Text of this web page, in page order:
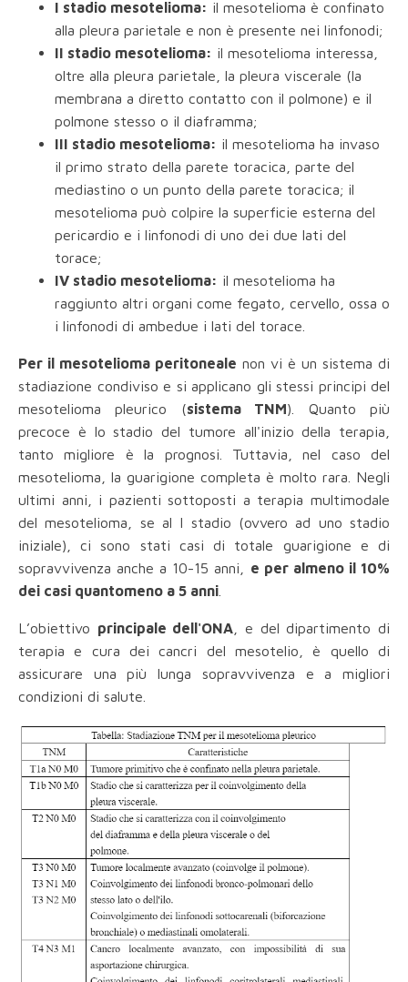
I stadio mesotelioma: il mesotelioma è confinato
alla pleura parietale e non è presente nei linfonodi;
II stadio mesotelioma: il mesotelioma interessa,
oltre alla pleura parietale, la pleura viscerale (la
membrana a diretto contatto con il polmone) e il
polmone stesso o il diaframma;
III stadio mesotelioma: il mesotelioma ha invaso
il primo strato della parete toracica, parte del
mediastino o un punto della parete toracica; il
mesotelioma può colpire la superficie esterna del
pericardio e i linfonodi di uno dei due lati del
torace;
IV stadio mesotelioma: il mesotelioma ha
raggiunto altri organi come fegato, cervello, ossa o
i linfonodi di ambedue i lati del torace.
Per il mesotelioma peritoneale non vi è un sistema di
stadiazione condiviso e si applicano gli stessi principi del
mesotelioma pleurico (sistema TNM). Quanto più
precoce è lo stadio del tumore all'inizio della terapia,
tanto migliore è la prognosi. Tuttavia, nel caso del
mesotelioma, la guarigione completa è molto rara. Negli
ultimi anni, i pazienti sottoposti a terapia multimodale
del mesotelioma, se al I stadio (ovvero ad uno stadio
iniziale), ci sono stati casi di totale guarigione e di
sopravvivenza anche a 10-15 anni, e per almeno il 10%
dei casi quantomeno a 5 anni
L’obiettivo principale dell'ONA , e del dipartimento di
terapia e cura dei cancri del mesotelio, è quello di
assicurare una più lunga sopravvivenza e a migliori
condizioni di salute.